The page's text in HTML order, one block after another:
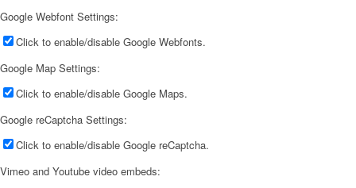
Google Webfont Settings:
Click to enable/disable Google Webfonts.
Google Map Settings:
Click to enable/disable Google Maps.
Google reCaptcha Settings:
Click to enable/disable Google reCaptcha.
Vimeo and Youtube video embeds: